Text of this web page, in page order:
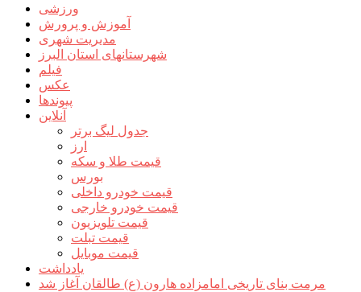
ورزشی
آموزش و پرورش
مدیریت شهری
شهرستانهای استان البرز
فیلم
عکس
پیوندها
آنلاین
جدول لیگ برتر
ارز
قیمت طلا و سکه
بورس
قیمت خودرو داخلی
قیمت خودرو خارجی
قیمت تلویزیون
قیمت تبلت
قیمت موبایل
یادداشت
مرمت بنای تاریخی امامزاده هارون (ع) طالقان آغاز شد